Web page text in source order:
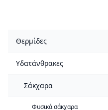
Θερμίδες
Υδατάνθρακες
Σάκχαρα
Φυσικά σάκχαρα